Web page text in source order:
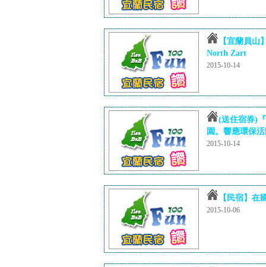
【宜蘭員山
North Zart
2015-10-14
(送住宿券)
園。響應環保
2015-10-14
【民宿】在
2015-10-06